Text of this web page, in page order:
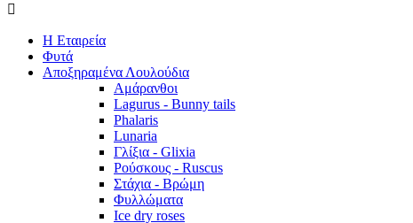
Η Εταιρεία
Φυτά
Αποξηραμένα Λουλούδια
Αμάρανθοι
Lagurus - Bunny tails
Phalaris
Lunaria
Γλίξια - Glixia
Ρούσκους - Ruscus
Στάχια - Βρώμη
Φυλλώματα
Ice dry roses